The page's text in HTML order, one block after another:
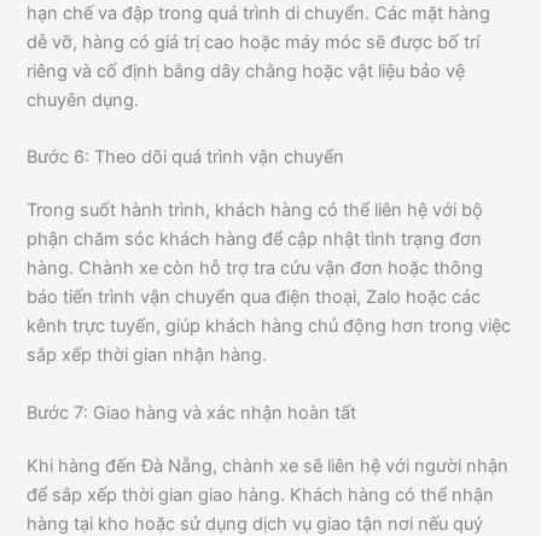
hạn chế va đập trong quá trình di chuyển. Các mặt hàng
dễ vỡ, hàng có giá trị cao hoặc máy móc sẽ được bố trí
riêng và cố định bằng dây chằng hoặc vật liệu bảo vệ
chuyên dụng.
Bước 6: Theo dõi quá trình vận chuyển
Trong suốt hành trình, khách hàng có thể liên hệ với bộ
phận chăm sóc khách hàng để cập nhật tình trạng đơn
hàng. Chành xe còn hỗ trợ tra cứu vận đơn hoặc thông
báo tiến trình vận chuyển qua điện thoại, Zalo hoặc các
kênh trực tuyến, giúp khách hàng chủ động hơn trong việc
sắp xếp thời gian nhận hàng.
Bước 7: Giao hàng và xác nhận hoàn tất
Khi hàng đến Đà Nẵng, chành xe sẽ liên hệ với người nhận
để sắp xếp thời gian giao hàng. Khách hàng có thể nhận
hàng tại kho hoặc sử dụng dịch vụ giao tận nơi nếu quý